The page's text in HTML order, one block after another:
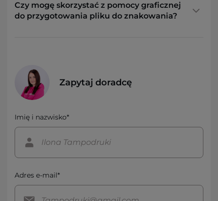
Czy mogę skorzystać z pomocy graficznej
do przygotowania pliku do znakowania?
Zapytaj doradcę
Imię i nazwisko*
Adres e-mail*